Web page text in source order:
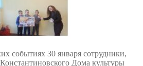
событиях 30 января сотрудники,
Дома культуры